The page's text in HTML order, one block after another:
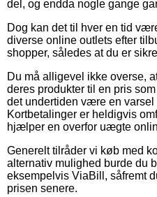
del, og endda nogle gange
Dog kan det til hver en tid
diverse online outlets efter
shopper, således at du er
Du må alligevel ikke overse,
deres produkter til en pris
det undertiden være en varsel
Kortbetalinger er heldigvis
hjælper en overfor uægte
Generelt tilråder vi køb med
alternativ mulighed burde du
eksempelvis ViaBill, såfremt
prisen senere.